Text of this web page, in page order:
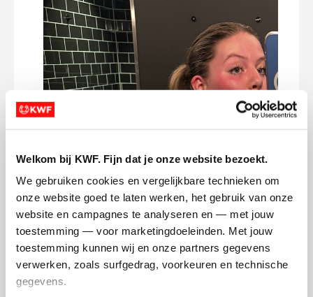
Welkom bij KWF. Fijn dat je onze website bezoekt.
We gebruiken cookies en vergelijkbare technieken om
onze website goed te laten werken, het gebruik van onze
website en campagnes te analyseren en — met jouw
toestemming — voor marketingdoeleinden. Met jouw
toestemming kunnen wij en onze partners gegevens
verwerken, zoals surfgedrag, voorkeuren en technische
gegevens.